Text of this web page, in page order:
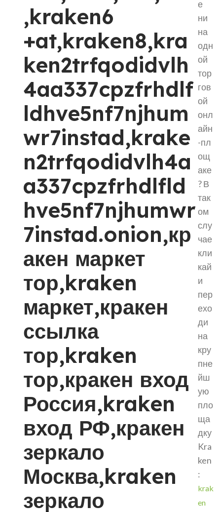
,kraken6
+at,kraken8,kra
ken2trfqodidvlh
4aa337cpzfrhdlf
ldhve5nf7njhum
wr7instad,krake
n2trfqodidvlh4a
a337cpzfrhdlfld
hve5nf7njhumwr
7instad.onion,кр
акен маркет
тор,kraken
маркет,кракен
ссылка
тор,kraken
тор,кракен вход
Россия,kraken
вход РФ,кракен
зеркало
Москва,kraken
зеркало
е
ни
на
одн
ой
тор
гов
ой
онл
айн
-пл
ощ
аке
? В
так
ом
слу
чае
кли
кай
и
пер
ехо
ди
на
кру
пне
йш
ую
пло
ща
дку
Kra
ken
:
krak
en